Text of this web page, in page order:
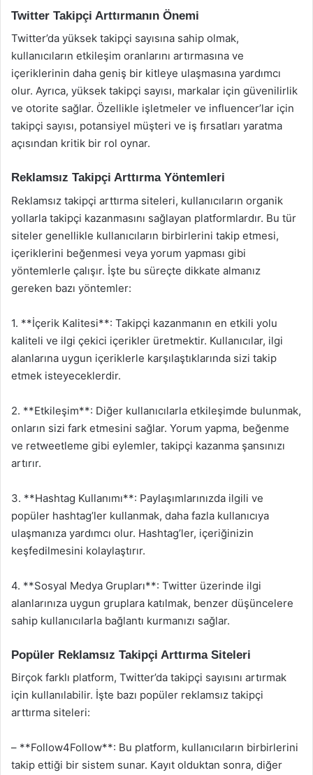
Twitter Takipçi Arttırmanın Önemi
Twitter’da yüksek takipçi sayısına sahip olmak,
kullanıcıların etkileşim oranlarını artırmasına ve
içeriklerinin daha geniş bir kitleye ulaşmasına yardımcı
olur. Ayrıca, yüksek takipçi sayısı, markalar için güvenilirlik
ve otorite sağlar. Özellikle işletmeler ve influencer’lar için
takipçi sayısı, potansiyel müşteri ve iş fırsatları yaratma
açısından kritik bir rol oynar.
Reklamsız Takipçi Arttırma Yöntemleri
Reklamsız takipçi arttırma siteleri, kullanıcıların organik
yollarla takipçi kazanmasını sağlayan platformlardır. Bu tür
siteler genellikle kullanıcıların birbirlerini takip etmesi,
içeriklerini beğenmesi veya yorum yapması gibi
yöntemlerle çalışır. İşte bu süreçte dikkate almanız
gereken bazı yöntemler:
1. **İçerik Kalitesi**: Takipçi kazanmanın en etkili yolu
kaliteli ve ilgi çekici içerikler üretmektir. Kullanıcılar, ilgi
alanlarına uygun içeriklerle karşılaştıklarında sizi takip
etmek isteyeceklerdir.
2. **Etkileşim**: Diğer kullanıcılarla etkileşimde bulunmak,
onların sizi fark etmesini sağlar. Yorum yapma, beğenme
ve retweetleme gibi eylemler, takipçi kazanma şansınızı
artırır.
3. **Hashtag Kullanımı**: Paylaşımlarınızda ilgili ve
popüler hashtag’ler kullanmak, daha fazla kullanıcıya
ulaşmanıza yardımcı olur. Hashtag’ler, içeriğinizin
keşfedilmesini kolaylaştırır.
4. **Sosyal Medya Grupları**: Twitter üzerinde ilgi
alanlarınıza uygun gruplara katılmak, benzer düşüncelere
sahip kullanıcılarla bağlantı kurmanızı sağlar.
Popüler Reklamsız Takipçi Arttırma Siteleri
Birçok farklı platform, Twitter’da takipçi sayısını artırmak
için kullanılabilir. İşte bazı popüler reklamsız takipçi
arttırma siteleri:
– **Follow4Follow**: Bu platform, kullanıcıların birbirlerini
takip ettiği bir sistem sunar. Kayıt olduktan sonra, diğer